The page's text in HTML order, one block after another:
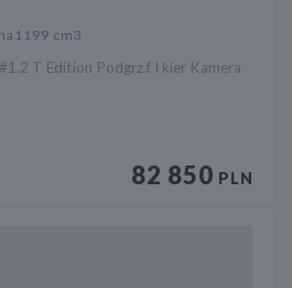
1199 cm3
T Edition Podgrz.f I kier Kamera
82 850 PLN